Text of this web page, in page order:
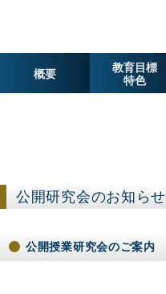
概要
教育目標
特色
公開研究会のお知らせ
公開授業研究会のご案内